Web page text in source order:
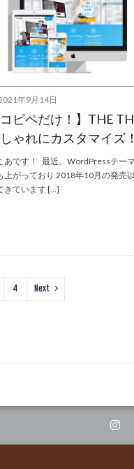
年9月14日
コピペだけ！】THE
ゃれにカスタマイズ！
あです！ 最近、WordPressテー
上がっており 2018年10月の発売
きています […]
4 Next